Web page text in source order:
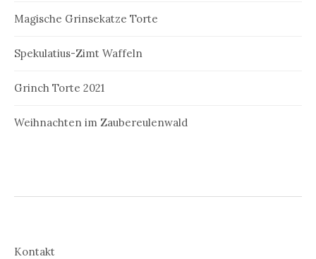
Magische Grinsekatze Torte
Spekulatius-Zimt Waffeln
Grinch Torte 2021
Weihnachten im Zaubereulenwald
Kontakt